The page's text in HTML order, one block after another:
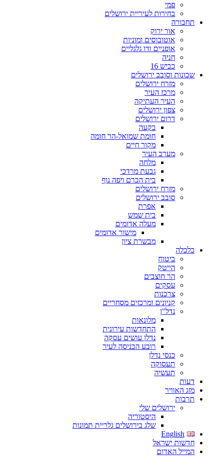
פמי
בחירות לעיריית ירושלים
תחבורה
אור ירוק
אוטובוסים ומוניות
אופניים ודו גלגליים
חניה
כביש 16
שכונות וסובב ירושלים
מזרח ירושלים
מרכז העיר
העיר העתיקה
צפון ירושלים
דרום ירושלים
בקעה
חומת שמואל-הר חומה
מקור חיים
מערב העיר
מלחה
גבעת מרדכי
בית הכרם ויפה נוף
מזרח ירושלים
סובב ירושלים
אפרת
בית שמש
מעלה אדומים
מישור אדומים
מבשרת ציון
כלכלה
ביטוח
הייטק
הר חוצבים
עסקים
צרכנות
קניונים ומרכזים מסחריים
נדל"ן
מלונאות
התחדשות עירונית
נדלן עושים עסקה
רובע הכניסה לעיר
כנסי נדלן
תעסוקה
תעשיה
דעות
מזג האוויר
תרבות
ירושלים שלי
היסטוריה
שלג בירושלים גלריית תמונות
English
חדשות ישראל
המייל האדום